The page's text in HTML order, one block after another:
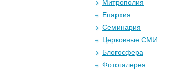
Митрополия
Епархия
Семинария
Церковные СМИ
Блогосфера
Фотогалерея